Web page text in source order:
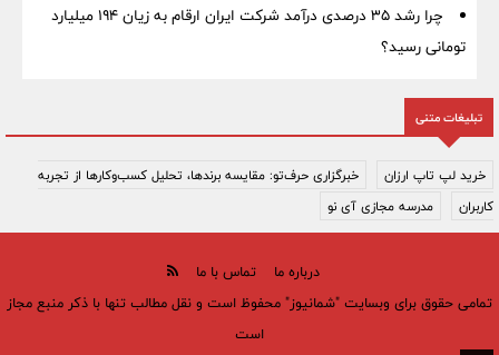
چرا رشد ۳۵ درصدی درآمد شرکت ایران ارقام به زیان ۱۹۴ میلیارد
تومانی رسید؟
تبلیغات متنی
خرید لپ تاپ ارزان
خبرگزاری حرف‌تو: مقایسه برندها، تحلیل کسب‌وکارها از تجربه
کاربران
مدرسه مجازی آی نو
درباره ما
تماس با ما
تمامی حقوق برای وبسایت "شمانیوز" محفوظ است و نقل مطالب تنها با ذکر منبع مجاز
است